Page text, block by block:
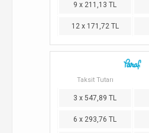
9 x 211,13 TL
12 x 171,72 TL
Taksit Tutarı
3 x 547,89 TL
6 x 293,76 TL